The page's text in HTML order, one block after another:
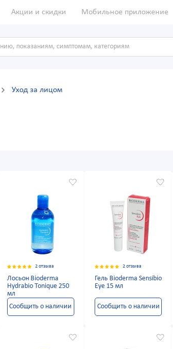
Акции и скидки Мобильное приложение
Уход за лицом
2 отзыва
Лосьон Bioderma
Hydrabio Tonique 250
мл
Сообщить о наличии
2 отзыва
Гель Bioderma Sensibio
Eye 15 мл
Сообщить о наличии